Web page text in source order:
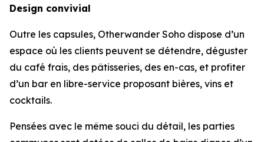
Design convivial
Outre les capsules, Otherwander Soho dispose d’un
espace où les clients peuvent se détendre, déguster
du café frais, des pâtisseries, des en-cas, et profiter
d’un bar en libre-service proposant bières, vins et
cocktails.
Pensées avec le même souci du détail, les parties